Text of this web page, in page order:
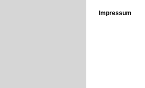
Impressum